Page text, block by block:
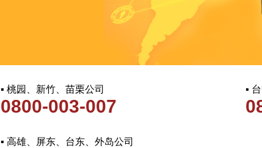
▪ 桃园、新竹、苗栗公司
0800-003-007
▪
▪ 高雄、屏东、台东、外岛公司